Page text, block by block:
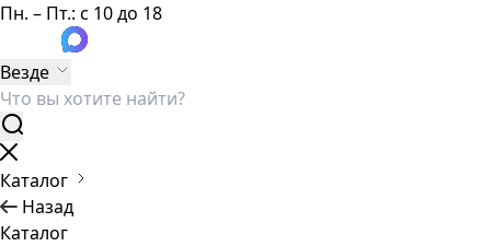
Пн. – Пт.: с 10 до 18
Везде
Каталог
Назад
Каталог